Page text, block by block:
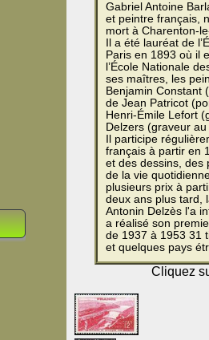
Gabriel Antoine
et peintre français,
mort à Charenton-
Il a été lauréat de
Paris en 1893 où il
l’École Nationale
ses maîtres, les
Benjamin Constant
de Jean Patricot
Henri-Émile Lefort
Delzers (graveur
Il participe
français à partir en
et des dessins, des
de la vie
plusieurs prix à
deux ans plus tard,
Antonin Delzès l'a
a réalisé son
de 1937 à 1953 31
et quelques pays
Cliquez